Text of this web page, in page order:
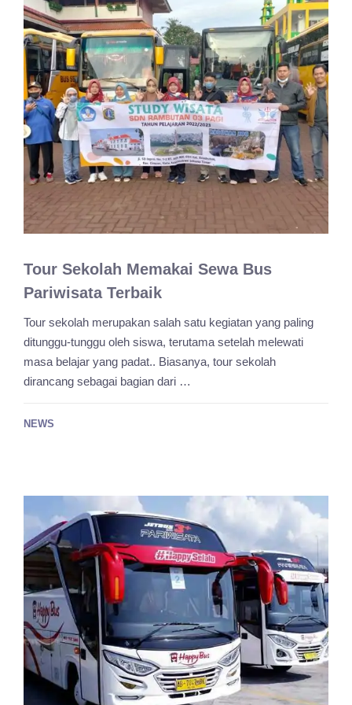
Tour Sekolah Memakai Sewa Bus
Pariwisata Terbaik
Tour sekolah merupakan salah satu kegiatan yang paling
ditunggu-tunggu oleh siswa, terutama setelah melewati
masa belajar yang padat.. Biasanya, tour sekolah
dirancang sebagai bagian dari …
NEWS